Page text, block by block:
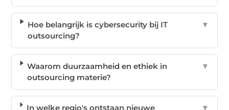
Hoe belangrijk is cybersecurity bij IT
outsourcing?
▼
Waarom duurzaamheid en ethiek in
outsourcing materie?
▼
In welke regio's ontstaan nieuwe
▼